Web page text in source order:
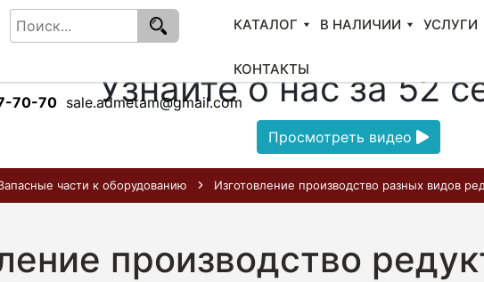
КАТАЛОГ В НАЛИЧИИ УСЛУГИ
КОНТАКТЫ
70-70 sale.admetam@gmail.com
Узнайте о нас за 52
Просмотреть видео
части к оборудованию Изготовление производство разных видов
производство